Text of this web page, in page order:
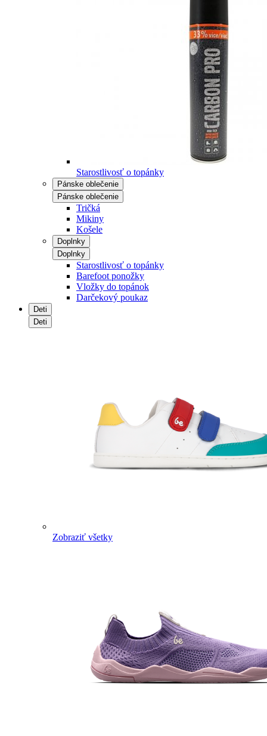
Starostlivosť o topánky
Pánske oblečenie
Pánske oblečenie
Tričká
Mikiny
Košele
Doplnky
Doplnky
Starostlivosť o topánky
Barefoot ponožky
Vložky do topánok
Darčekový poukaz
Deti
Deti
Zobraziť všetky